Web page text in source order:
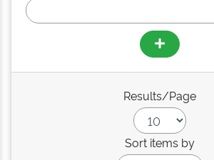
Results/Page
Sort items by